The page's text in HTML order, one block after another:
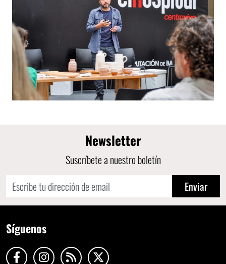
Newsletter
Suscríbete a nuestro boletín
Enviar
Síguenos